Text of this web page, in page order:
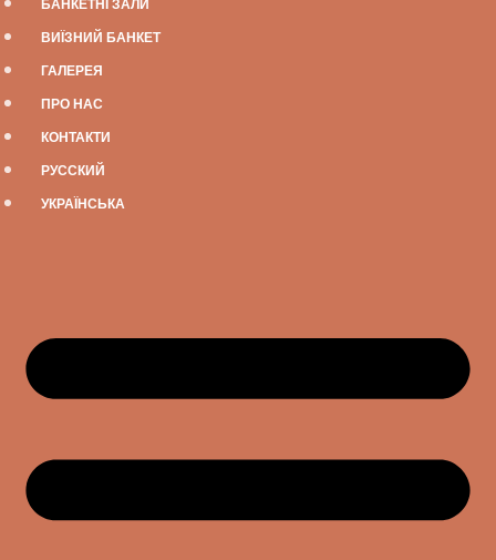
ВИЇЗНИЙ БАНКЕТ
ГАЛЕРЕЯ
ПРО НАС
КОНТАКТИ
РУССКИЙ
УКРАЇНСЬКА